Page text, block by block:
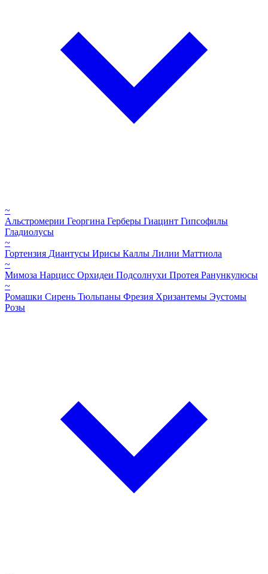
~
Альстромерии Георгина Герберы Гиацинт Гипсофилы
Гладиолусы
~
Гортензия Диантусы Ирисы Каллы Лилии Маттиола
~
Мимоза Нарцисс Орхидеи Подсолнухи Протея Ранункулюсы
~
Ромашки Сирень Тюльпаны Фрезия Хризантемы Эустомы
Розы